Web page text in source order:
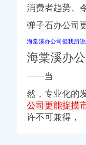
设_华集团有限责任
新闻-东方网
民网
岸周边汽车租赁
容环境综合整工
区珀丽南岸附近商场
务价格】-重庆赶集网
办公室装修价格
南岸区人民
消费者趋势、
弹子石办公司
海棠溪办公司但我所说
海棠溪办
——当
然，专业化的
公司更能捉摸
许不可兼得，